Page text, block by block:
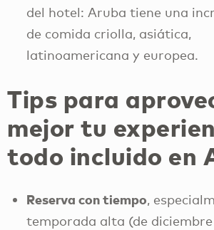
del hotel: Aruba tiene una
de comida criolla, asiática,
latinoamericana y europea.
Tips para
mejor tu
todo incluido en
Reserva con tiempo,
temporada alta (de